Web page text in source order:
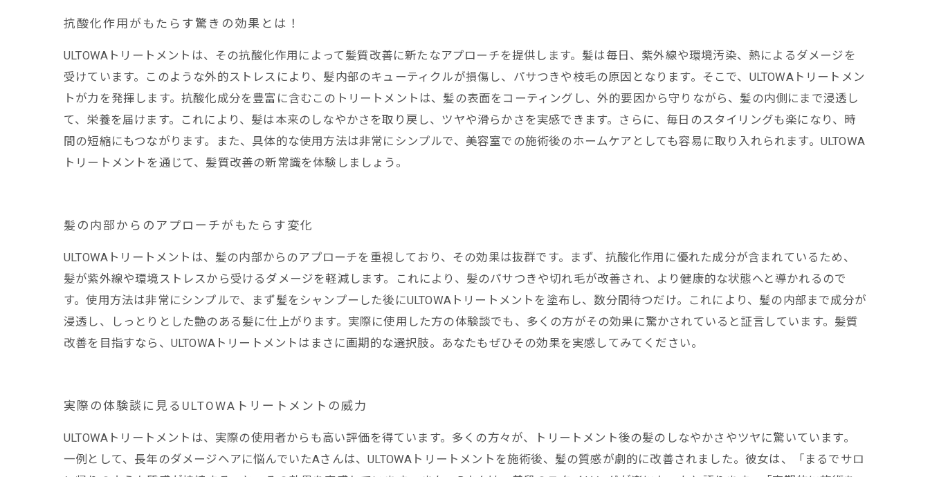
抗酸化作用がもたらす驚きの効果とは！
ULTOWAトリートメントは、その抗酸化作用によって髪質改善に新たなアプローチを提供します。髪は毎日、紫外線や環境汚染、熱によるダメージを
受けています。このような外的ストレスにより、髪内部のキューティクルが損傷し、パサつきや枝毛の原因となります。そこで、ULTOWAトリートメン
トが力を発揮します。抗酸化成分を豊富に含むこのトリートメントは、髪の表面をコーティングし、外的要因から守りながら、髪の内側にまで浸透し
て、栄養を届けます。これにより、髪は本来のしなやかさを取り戻し、ツヤや滑らかさを実感できます。さらに、毎日のスタイリングも楽になり、時
間の短縮にもつながります。また、具体的な使用方法は非常にシンプルで、美容室での施術後のホームケアとしても容易に取り入れられます。ULTOWA
トリートメントを通じて、髪質改善の新常識を体験しましょう。
髪の内部からのアプローチがもたらす変化
ULTOWAトリートメントは、髪の内部からのアプローチを重視しており、その効果は抜群です。まず、抗酸化作用に優れた成分が含まれているため、
髪が紫外線や環境ストレスから受けるダメージを軽減します。これにより、髪のパサつきや切れ毛が改善され、より健康的な状態へと導かれるので
す。使用方法は非常にシンプルで、まず髪をシャンプーした後にULTOWAトリートメントを塗布し、数分間待つだけ。これにより、髪の内部まで成分が
浸透し、しっとりとした艶のある髪に仕上がります。実際に使用した方の体験談でも、多くの方がその効果に驚かされていると証言しています。髪質
改善を目指すなら、ULTOWAトリートメントはまさに画期的な選択肢。あなたもぜひその効果を実感してみてください。
実際の体験談に見るULTOWAトリートメントの威力
ULTOWAトリートメントは、実際の使用者からも高い評価を得ています。多くの方々が、トリートメント後の髪のしなやかさやツヤに驚いています。
一例として、長年のダメージヘアに悩んでいたAさんは、ULTOWAトリートメントを施術後、髪の質感が劇的に改善されました。彼女は、「まるでサロ